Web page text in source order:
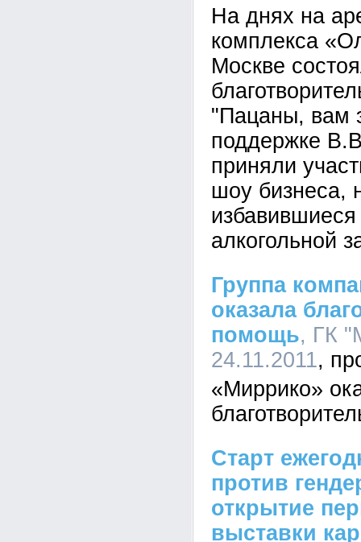
На днях на
комплекса
Москве
"Пацаны, вам
поддержке
приняли
шоу бизнеса,
избавившиеся
алкогольной
Группа
оказала
помощь, ГК
24.11.2011
«Миррико»
Старт
против
открытие
выставки